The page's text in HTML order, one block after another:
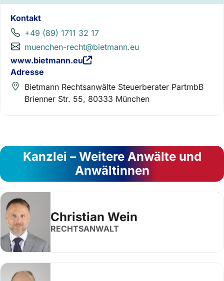
Kontakt
+49 (89) 1711 32 17
muenchen-recht@bietmann.eu
www.bietmann.eu
Adresse
Bietmann Rechtsanwälte Steuerberater PartmbB
Brienner Str. 55, 80333 München
Kanzlei – Weitere Anwälte und
Anwältinnen
Christian Wein
RECHTSANWALT